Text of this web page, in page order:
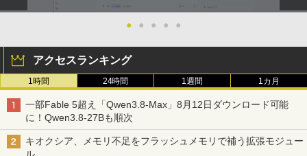
5
デスクトップPC Ryzen7 5700G メモリ1
6GB SSD1TB B550 グラボなし
￥148,700
リング ANC 36時間再生
● ● ● ● ●
アクセスランキング
1時間 24時間 1週間 1カ月
一部Fable 5超え「Qwen3.8-Max」8月12日ダウンロード可能
に！Qwen3.8-27Bも順次
キオクシア、メモリ不足をフラッシュメモリで補う拡張モジュー